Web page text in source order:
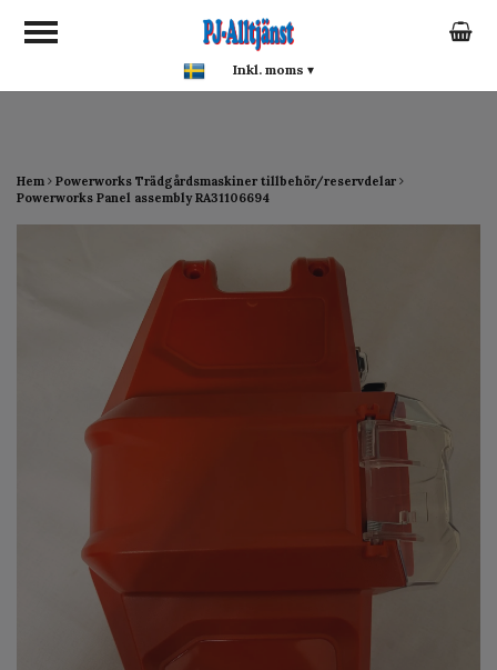
google-site-verification:
google0142a1f5f0015a93.html
Hem
Powerworks Trädgårdsmaskiner tillbehör/reservdelar
Powerworks Panel assembly RA31106694
Inkl. moms ▾